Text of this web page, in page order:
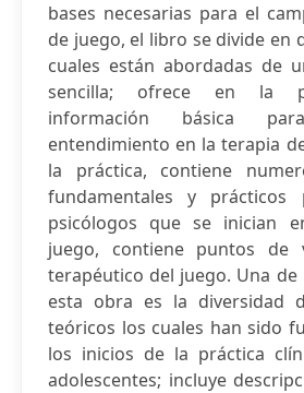
bases necesarias para el
de juego, el libro se divide en
cuales están abordadas de
sencilla; ofrece en la
información básica
entendimiento en la terapia
la práctica, contiene
fundamentales y
psicólogos que se inician
juego, contiene puntos de
terapéutico del juego. Una de
esta obra es la diversidad
teóricos los cuales han sido
los inicios de la práctica
adolescentes; incluye